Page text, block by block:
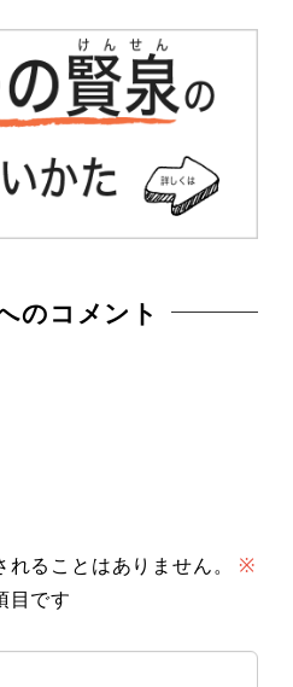
のコメント
ることはありません。
※
目です